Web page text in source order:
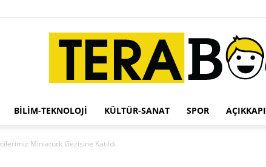
BILIM-TEKNOLOJI KÜLTÜR-SANAT SPOR AÇIKKAPI
Miniatürk Gezisine Katıldı